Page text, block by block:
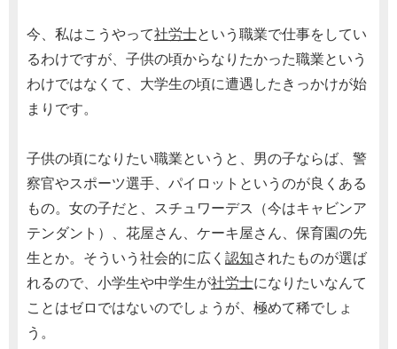
今、私はこうやって社労士という職業で仕事をしてい
るわけですが、子供の頃からなりたかった職業という
わけではなくて、大学生の頃に遭遇したきっかけが始
まりです。
子供の頃になりたい職業というと、男の子ならば、警
察官やスポーツ選手、パイロットというのが良くある
もの。女の子だと、スチュワーデス（今はキャビンア
テンダント）、花屋さん、ケーキ屋さん、保育園の先
生とか。そういう社会的に広く 認知されたものが選ば
れるので、小学生や中学生が社労士になりたいなんて
ことはゼロではないのでしょうが、極めて稀でしょ
う。